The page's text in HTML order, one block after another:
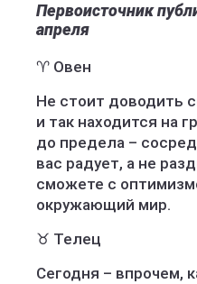
Первоисточник
апреля
♈️ Овен
Не стоит доводить
и так находится на
до предела –
вас радует, а не
сможете с
окружающий мир.
♉️ Телец
Сегодня – впрочем,